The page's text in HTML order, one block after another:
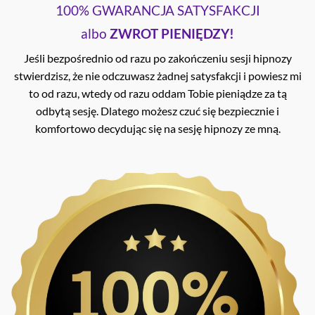
100% GWARANCJA SATYSFAKCJI
albo ZWROT PIENIĘDZY!
Jeśli bezpośrednio od razu po zakończeniu sesji hipnozy
stwierdzisz, że nie odczuwasz żadnej satysfakcji i powiesz mi
to od razu, wtedy od razu oddam Tobie pieniądze za tą
odbytą sesję. Dlatego możesz czuć się bezpiecznie i
komfortowo decydując się na sesję hipnozy ze mną.